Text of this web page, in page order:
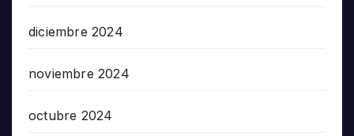
diciembre 2024
noviembre 2024
octubre 2024